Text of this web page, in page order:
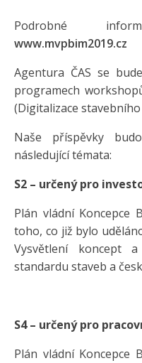
Podrobné
www.mvpbim2019.cz
Agentura ČAS se
programech
(Digitalizace
Naše příspěvky
následující témata:
S2 – určený pro
Plán vládní Koncepce
toho, co již bylo
Vysvětlení koncept
standardu staveb a
S4 – určený pro
Plán vládní Koncepce